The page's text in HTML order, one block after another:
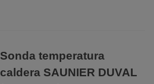
Sonda temperatura
caldera SAUNIER DUVAL